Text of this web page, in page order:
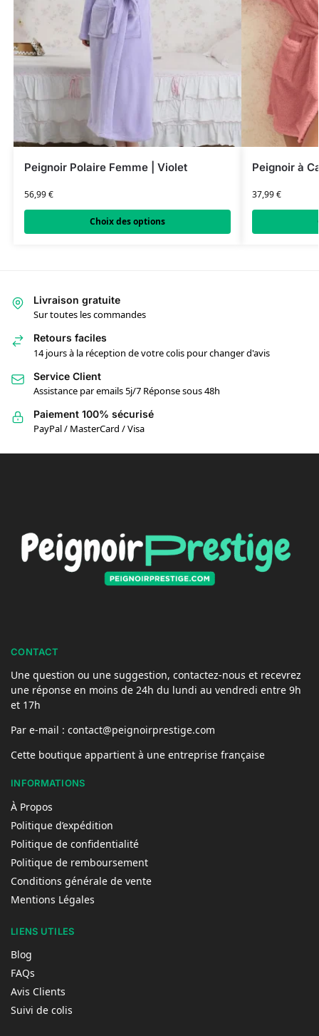
Peignoir Polaire Femme | Violet
56,99€
Choix des options
Peignoir à
37,99€
Livraison gratuite
Sur toutes les commandes
Retours faciles
14 jours à la réception de votre colis pour changer d'avis
Service Client
Assistance par emails 5j/7 Réponse sous 48h
Paiement 100% sécurisé
PayPal / MasterCard / Visa
CONTACT
Une question ou une suggestion, contactez-nous et recevrez
une réponse en moins de 24h du lundi au vendredi entre 9h
et 17h
Par e-mail : contact@peignoirprestige.com
Cette boutique appartient à une entreprise française
INFORMATIONS
À Propos
Politique d’expédition
Politique de confidentialité
Politique de remboursement
Conditions générale de vente
Mentions Légales
LIENS UTILES
Blog
FAQs
Avis Clients
Suivi de colis